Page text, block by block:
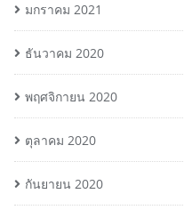
มกราคม 2021
ธันวาคม 2020
พฤศจิกายน 2020
ตุลาคม 2020
กันยายน 2020